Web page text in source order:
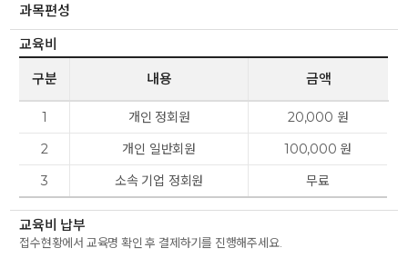
과목편성
교육비
구분
내용 금액
1 개인 정회원
20,000 원
2
개인 일반회원
100,000 원
3
소속 기업 정회원 무료
교육비 납부
접수현황에서 교육명 확인 후 결제하기를 진행해주세요.